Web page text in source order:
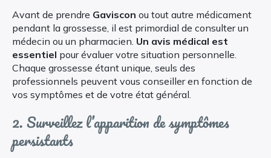
Avant de prendre Gaviscon ou tout autre médicament
pendant la grossesse, il est primordial de consulter un
médecin ou un pharmacien. Un avis médical est
essentiel pour évaluer votre situation personnelle.
Chaque grossesse étant unique, seuls des
professionnels peuvent vous conseiller en fonction de
vos symptômes et de votre état général.
2. Surveillez l’apparition de symptômes
persistants